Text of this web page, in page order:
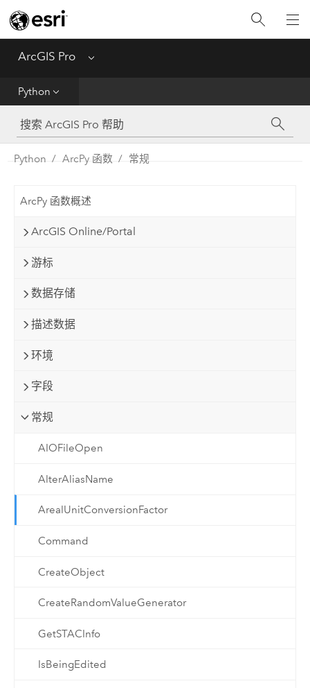
ArcGIS Pro Menu
Python
工具参考
Python
Python ArcPy 函数 常规
ArcPy 函数概述
ArcGIS Online/Portal
游标
数据存储
描述数据
环境
字段
常规
AIOFileOpen
AlterAliasName
ArealUnitConversionFactor
Command
CreateObject
CreateRandomValueGenerator
GetSTACInfo
IsBeingEdited